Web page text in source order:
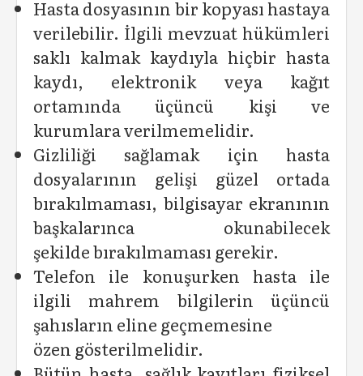
Hasta dosyasının bir kopyası hastaya
verilebilir. İlgili mevzuat hükümleri
saklı kalmak kaydıyla hiçbir hasta
kaydı, elektronik veya kağıt
ortamında üçüncü kişi ve
kurumlara verilmemelidir.
Gizliliği sağlamak için hasta
dosyalarının gelişi güzel ortada
bırakılmaması, bilgisayar ekranının
başkalarınca okunabilecek
şekilde bırakılmaması gerekir.
Telefon ile konuşurken hasta ile
ilgili mahrem bilgilerin üçüncü
şahısların eline geçmemesine
özen gösterilmelidir.